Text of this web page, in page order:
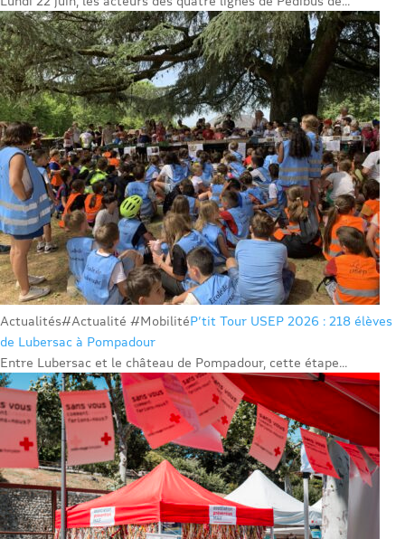
Actualités#Actualité #MobilitéP’tit Tour USEP 2026 : 218 élèves
de Lubersac à Pompadour
Entre Lubersac et le château de Pompadour, cette étape...